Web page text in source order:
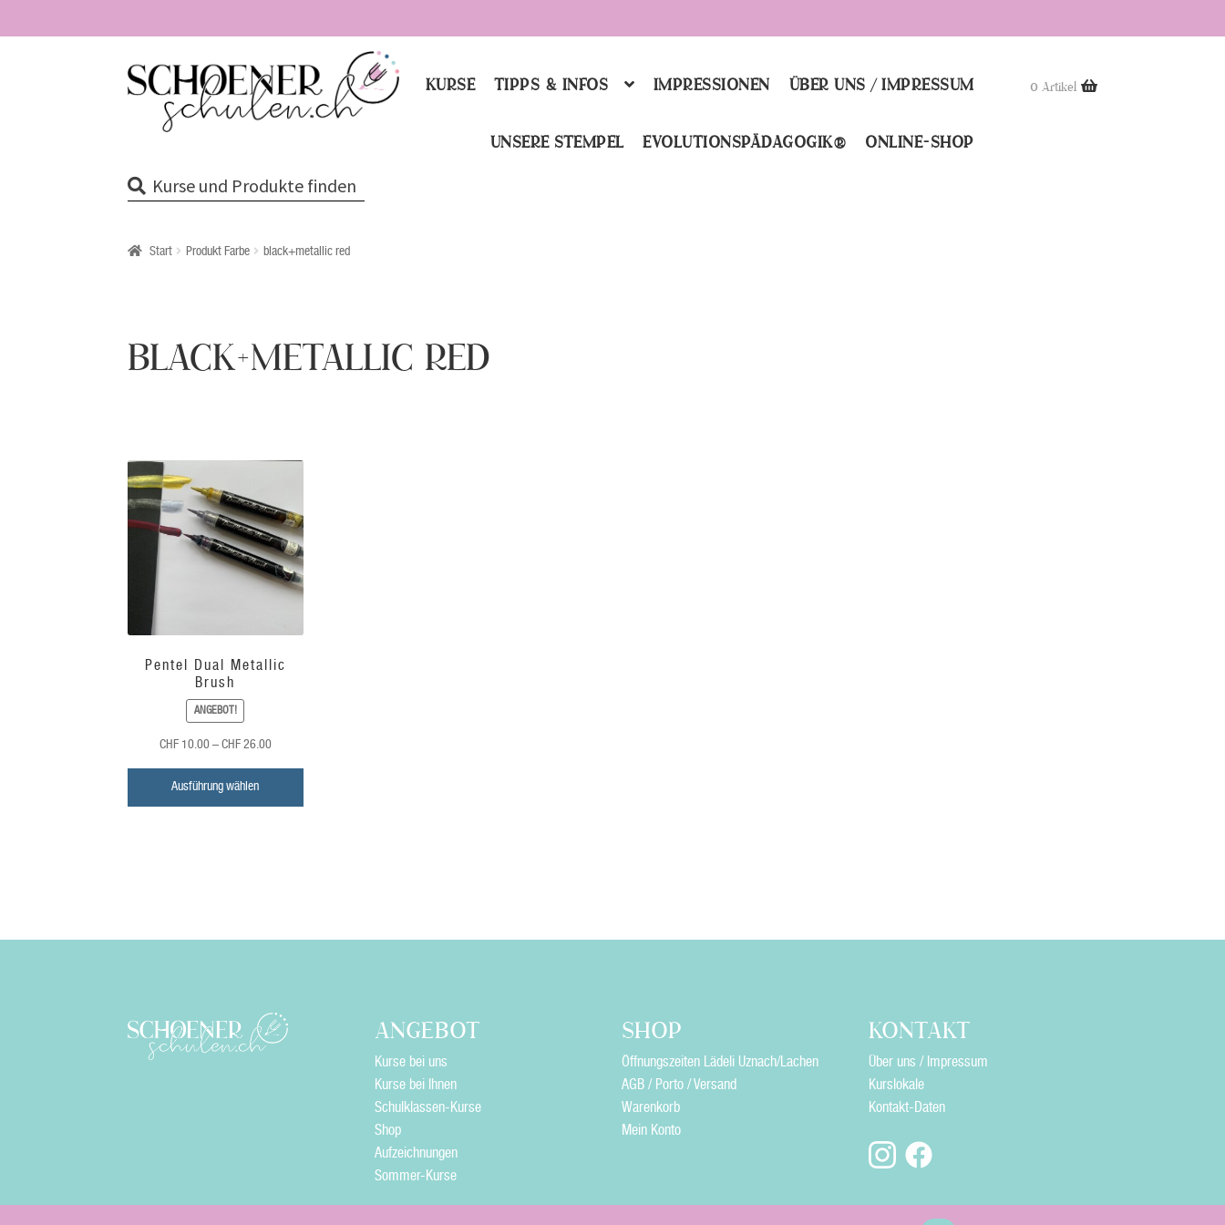
Zur
Navigation
springen
Zum
Inhalt
springen
KURSE TIPPS & INFOS IMPRESSIONEN ÜBER UNS / IMPRESSUM
UNSERE STEMPEL EVOLUTIONSPÄDAGOGIK® ONLINE-SHOP
0 Artikel
Kurse und Produkte finden
Start Produkt Farbe black+metallic red
BLACK+METALLIC RED
Pentel Dual Metallic
Brush
ANGEBOT!
CHF 10.00–CHF26.00Preisspanne:
Ausführung wählen
ANGEBOT
Kurse bei uns
Kurse bei Ihnen
Schulklassen-Kurse
Shop
Aufzeichnungen
Sommer-Kurse
SHOP
Öffnungszeiten Lädeli Uznach/Lachen
AGB / Porto / Versand
Warenkorb
Mein Konto
KONTAKT
Über uns / Impressum
Kurslokale
Kontakt-Daten